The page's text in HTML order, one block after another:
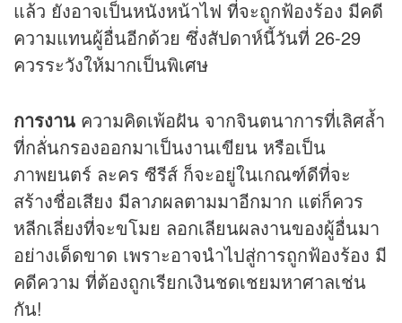
แล้ว ยังอาจเป็นหนังหน้าไฟ ที่จะถูกฟ้องร้อง มีคดี
ความแทนผู้อื่นอีกด้วย ซึ่งสัปดาห์นี้วันที่ 26-29
ควรระวังให้มากเป็นพิเศษ
การงาน ความคิดเพ้อฝัน จากจินตนาการที่เลิศล้ำ
ที่กลั่นกรองออกมาเป็นงานเขียน หรือเป็น
ภาพยนตร์ ละคร ซีรีส์ ก็จะอยู่ในเกณฑ์ดีที่จะ
สร้างชื่อเสียง มีลาภผลตามมาอีกมาก แต่ก็ควร
หลีกเลี่ยงที่จะขโมย ลอกเลียนผลงานของผู้อื่นมา
อย่างเด็ดขาด เพราะอาจนำไปสู่การถูกฟ้องร้อง มี
คดีความ ที่ต้องถูกเรียกเงินชดเชยมหาศาลเช่น
กัน!